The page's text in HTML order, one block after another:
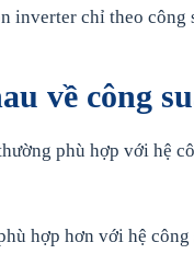
inverter chỉ theo công
về công
phù hợp với hệ
hợp hơn với hệ